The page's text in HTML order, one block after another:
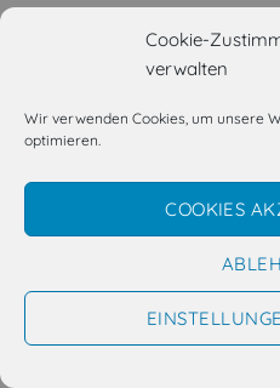
Cookie-
verwalten
Wir verwenden Cookies, um unsere
optimieren.
COOKIES